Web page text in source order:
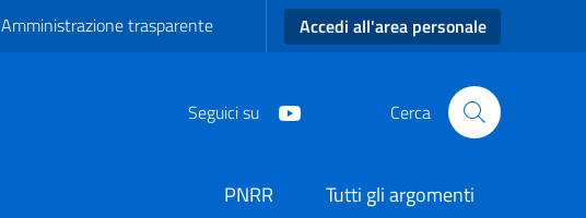
Amministrazione trasparente Accedi all'area personale
Seguici su Cerca
PNRR
Tutti gli argomenti